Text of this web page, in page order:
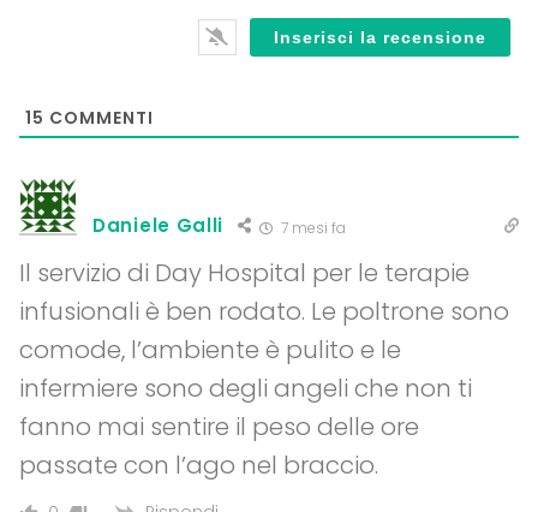
15 COMMENTI
Daniele Galli 7 mesi fa
Il servizio di Day Hospital per le terapie
infusionali è ben rodato. Le poltrone sono
comode, l’ambiente è pulito e le
infermiere sono degli angeli che non ti
fanno mai sentire il peso delle ore
passate con l’ago nel braccio.